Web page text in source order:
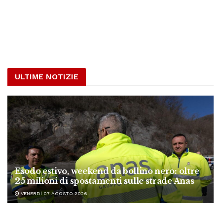
ULTIME NOTIZIE
Esodo estivo, weekend da bollino nero: oltre
25 milioni di spostamenti sulle strade Anas
VENERDÌ 07 AGOSTO 2026